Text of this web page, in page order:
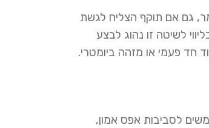
גם אם תוקף הצליח לגשת
לשיטה זו נהוג לבצע
פעמי או מזהה ביומטרי.
לסביבות אפס אמון,